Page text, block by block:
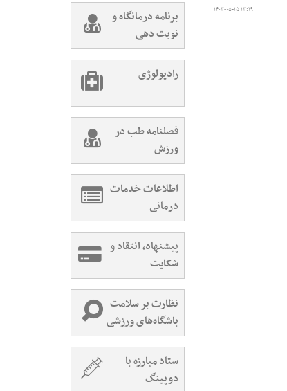
۱۴۰۳-۰۵-۱۵ ۱۳:۱۹
برنامه درمانگاه و
نوبت دهی
رادیولوژی
فصلنامه طب در
ورزش
اطلاعات خدمات
درمانی
پیشنهاد، انتقاد و
شکایت
نظارت بر سلامت
باشگاه‌های ورزشی
ستاد مبارزه با
دوپینگ